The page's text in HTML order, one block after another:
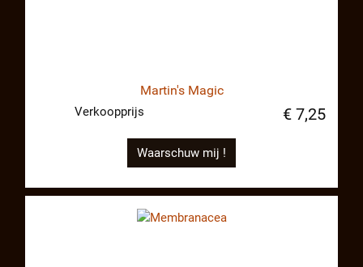
Martin's Magic
Verkoopprijs € 7,25
Waarschuw mij !